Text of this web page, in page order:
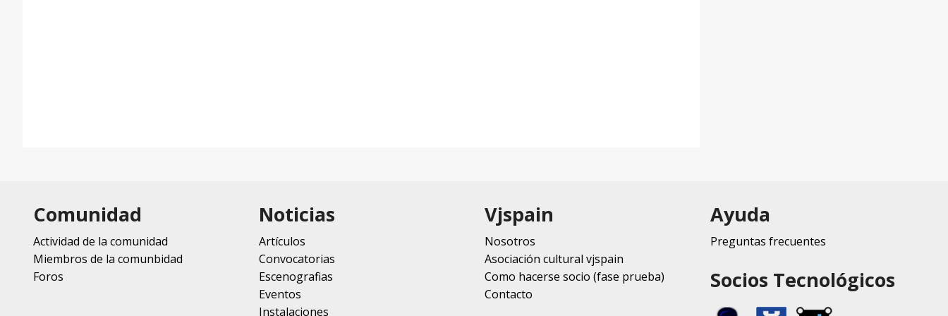
Comunidad
Actividad de la comunidad
Miembros de la comunbidad
Foros
Noticias
Artículos
Convocatorias
Escenografias
Eventos
Instalaciones
Vjspain
Nosotros
Asociación cultural vjspain
Como hacerse socio (fase prueba)
Contacto
Ayuda
Preguntas frecuentes
Socios Tecnológicos